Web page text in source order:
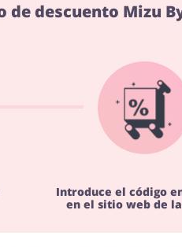
de descuento Mizu
Introduce el código
en el sitio web de